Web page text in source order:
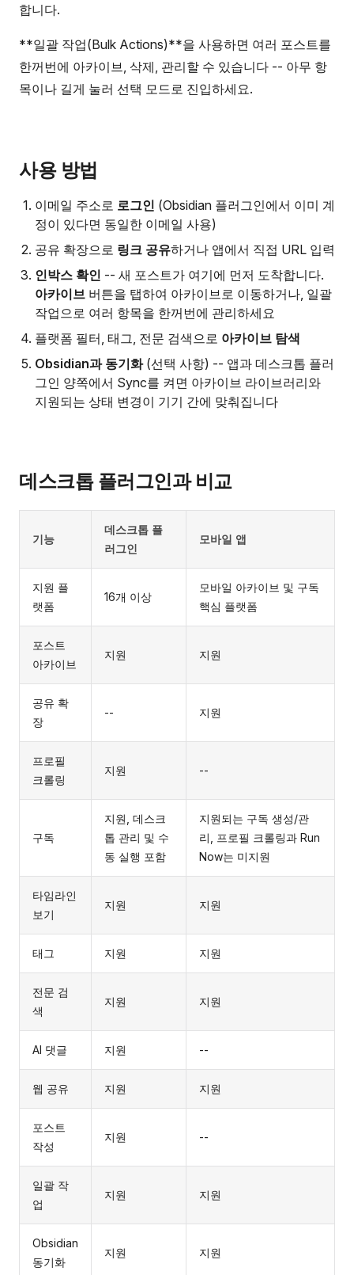
합니다.
**일괄 작업(Bulk Actions)**을 사용하면 여러 포스트를
한꺼번에 아카이브, 삭제, 관리할 수 있습니다 -- 아무 항
목이나 길게 눌러 선택 모드로 진입하세요.
사용 방법
이메일 주소로 로그인 (Obsidian 플러그인에서 이미 계
정이 있다면 동일한 이메일 사용)
공유 확장으로 링크 공유하거나 앱에서 직접 URL 입력
인박스 확인 -- 새 포스트가 여기에 먼저 도착합니다.
아카이브 버튼을 탭하여 아카이브로 이동하거나, 일괄
작업으로 여러 항목을 한꺼번에 관리하세요
플랫폼 필터, 태그, 전문 검색으로 아카이브 탐색
Obsidian과 동기화(선택 사항) -- 앱과 데스크톱 플러
그인 양쪽에서 Sync를 켜면 아카이브 라이브러리와
지원되는 상태 변경이 기기 간에 맞춰집니다
데스크톱 플러그인과 비교
기능
데스크톱 플
러그인
모바일 앱
지원 플
랫폼
16개 이상
모바일 아카이브 및 구독
핵심 플랫폼
포스트
아카이브
지원 지원
공유 확
장
-- 지원
프로필
크롤링
지원 --
구독
지원, 데스크
톱 관리 및 수
동 실행 포함
지원되는 구독 생성/관
리, 프로필 크롤링과 Run
Now는 미지원
타임라인
보기
지원 지원
태그 지원 지원
전문 검
색
지원 지원
AI 댓글 지원 --
웹 공유 지원 지원
포스트
작성
지원 --
일괄 작
업
지원 지원
Obsidian
동기화
지원 지원